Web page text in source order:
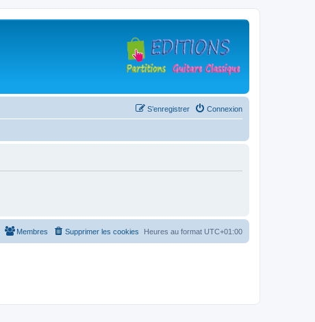
Connexion
S’enregistrer
Heures au format UTC+01:00
Supprimer les cookies
Membres